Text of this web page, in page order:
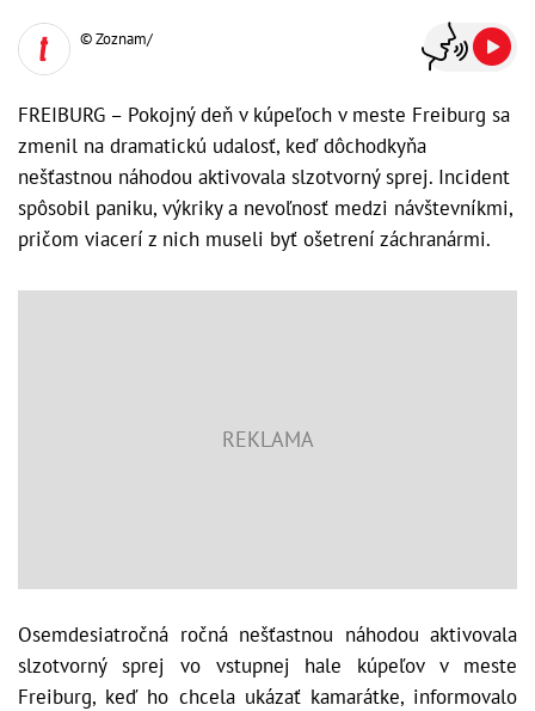
© Zoznam/
FREIBURG – Pokojný deň v kúpeľoch v meste Freiburg sa
zmenil na dramatickú udalosť, keď dôchodkyňa
nešťastnou náhodou aktivovala slzotvorný sprej. Incident
spôsobil paniku, výkriky a nevoľnosť medzi návštevníkmi,
pričom viacerí z nich museli byť ošetrení záchranármi.
Osemdesiatročná ročná nešťastnou náhodou aktivovala
slzotvorný sprej vo vstupnej hale kúpeľov v meste
Freiburg, keď ho chcela ukázať kamarátke, informovalo